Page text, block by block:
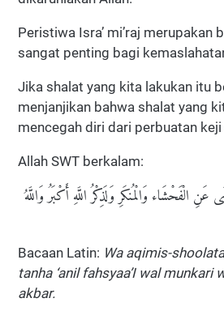
Peristiwa Isra’ mi’raj merupakan
sangat penting bagi
Jika shalat yang kita lakukan itu
menjanjikan bahwa shalat yang
mencegah diri dari perbuatan
Allah SWT berkalam:
الْفَحْشَاء وَالْمُنكَرِ وَلَذِكْرُ اللَّهِ أَكْبَرُ وَاللَّهُ
Bacaan Latin: Wa aqimis-
tanha ‘anil fahsyaa’I wal munkari
akbar.